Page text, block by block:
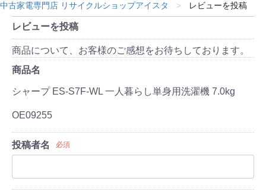
中古家電専門店 リサイクルショップアイスタ レビューを投稿
レビューを投稿
商品について、お客様のご感想をお待ちしております。
商品名
シャープ ES-S7F-WL 一人暮らし単身用洗濯機 7.0kg
OE09255
投稿者名 必須